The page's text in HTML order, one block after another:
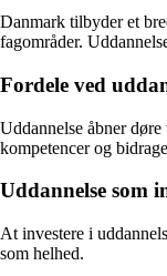
Danmark tilbyder et
fagområder.
Fordele ved
Uddannelse åbner
kompetencer og
Uddannelse som
At investere i
som helhed.